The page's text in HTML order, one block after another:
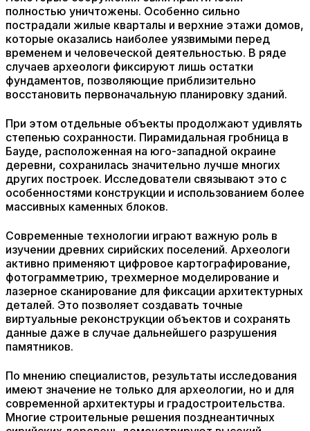
полностью уничтожены. Особенно сильно
пострадали жилые кварталы и верхние этажи домов,
которые оказались наиболее уязвимыми перед
временем и человеческой деятельностью. В ряде
случаев археологи фиксируют лишь остатки
фундаментов, позволяющие приблизительно
восстановить первоначальную планировку зданий.
При этом отдельные объекты продолжают удивлять
степенью сохранности. Пирамидальная гробница в
Бауде, расположенная на юго-западной окраине
деревни, сохранилась значительно лучше многих
других построек. Исследователи связывают это с
особенностями конструкции и использованием более
массивных каменных блоков.
Современные технологии играют важную роль в
изучении древних сирийских поселений. Археологи
активно применяют цифровое картографирование,
фотограмметрию, трехмерное моделирование и
лазерное сканирование для фиксации архитектурных
деталей. Это позволяет создавать точные
виртуальные реконструкции объектов и сохранять
данные даже в случае дальнейшего разрушения
памятников.
По мнению специалистов, результаты исследования
имеют значение не только для археологии, но и для
современной архитектуры и градостроительства.
Многие строительные решения позднеантичных